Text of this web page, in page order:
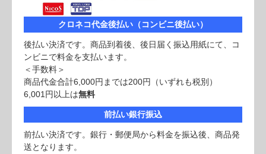
クロネコ代金後払い（コンビニ後払い）
後払い決済です。商品到着後、後日届く振込用紙にて、コ
ンビニで料金を支払います。
＜手数料＞
商品代金合計6,000円までは200円（いずれも税別）
6,001円以上は無料
前払い銀行振込
前払い決済です。銀行・郵便局から料金を振込後、商品発
送となります。